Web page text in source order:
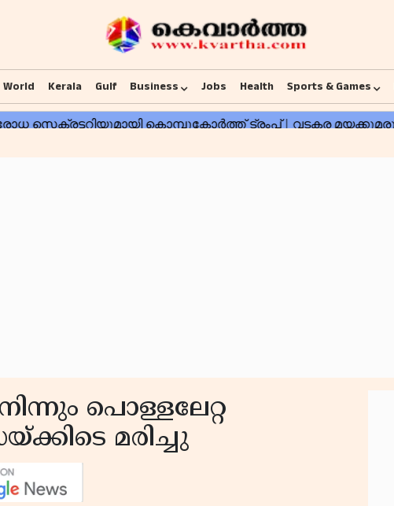
World Kerala Gulf Business Jobs Health Sports & Games
പൊള്ളലേറ്റ
മരിച്ചു